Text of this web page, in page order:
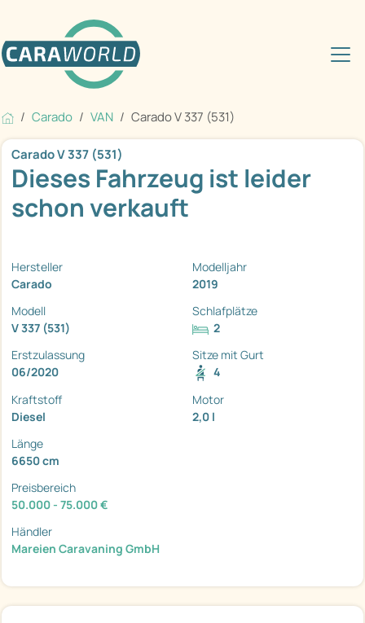
Carado VAN Carado V 337 (531)
Carado V 337 (531)
Dieses Fahrzeug ist leider
schon verkauft
Hersteller
Carado
Modelljahr
2019
Modell
V 337 (531)
Schlafplätze
2
Erstzulassung
06/2020
Sitze mit Gurt
4
Kraftstoff
Diesel
Motor
2,0 l
Länge
6650 cm
Preisbereich
50.000 - 75.000 €
Händler
Mareien Caravaning GmbH